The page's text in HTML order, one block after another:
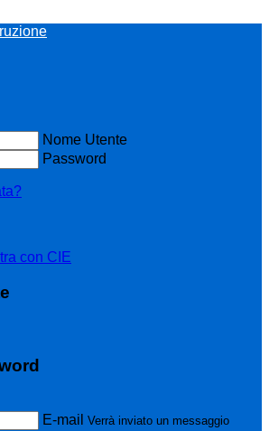
Nome Utente
Password
con CIE
E-mail Verrà inviato un messaggio